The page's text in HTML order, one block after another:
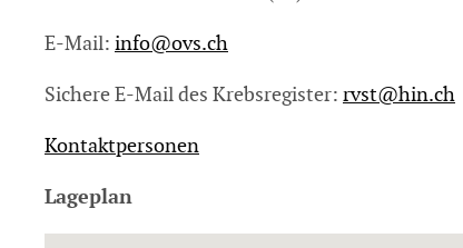
E-Mail: info@ovs.ch
Sichere E-Mail des Krebsregister: rvst@hin.ch
Kontaktpersonen
Lageplan